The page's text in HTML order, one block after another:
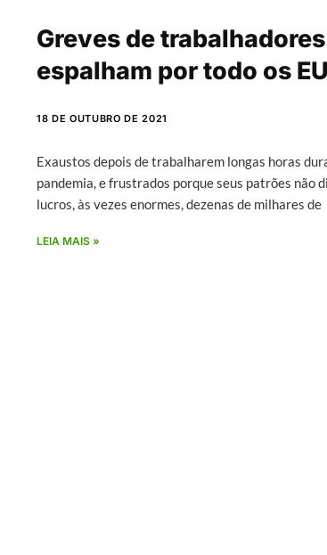
Greves de
espalham por todo os
18 DE OUTUBRO DE 2021
Exaustos depois de trabalharem longas horas
pandemia, e frustrados porque seus patrões não
lucros, às vezes enormes, dezenas de milhares de
LEIA MAIS »